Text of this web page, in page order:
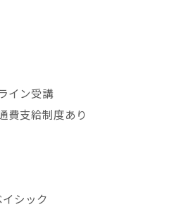
イン受講
費支給制度あり
シック